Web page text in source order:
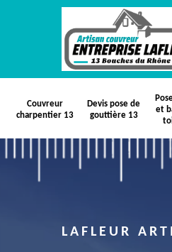
Couvreur
charpentier 13
Devis pose de
gouttière 13
et
LAFLEUR